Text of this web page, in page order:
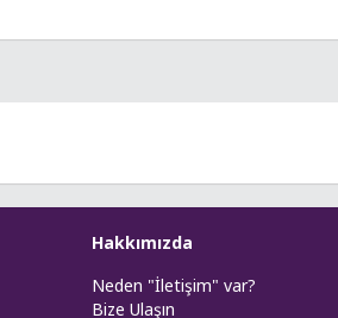
Hakkımızda
Neden "İletişim" var?
Bize Ulaşın